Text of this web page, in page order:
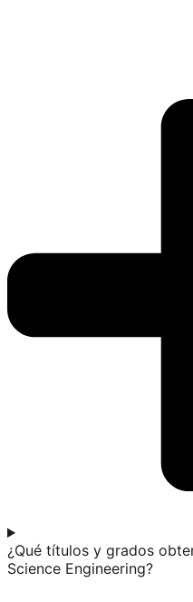
¿Qué títulos y grados
Science Engineering?